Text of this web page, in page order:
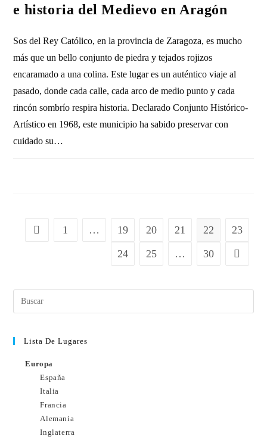
e historia del Medievo en Aragón
Sos del Rey Católico, en la provincia de Zaragoza, es mucho
más que un bello conjunto de piedra y tejados rojizos
encaramado a una colina. Este lugar es un auténtico viaje al
pasado, donde cada calle, cada arco de medio punto y cada
rincón sombrío respira historia. Declarado Conjunto Histórico-
Artístico en 1968, este municipio ha sabido preservar con
cuidado su…
1 … 19 20 21 22
23
24
25 … 30
Lista De Lugares
Europa
España
Italia
Francia
Alemania
Inglaterra